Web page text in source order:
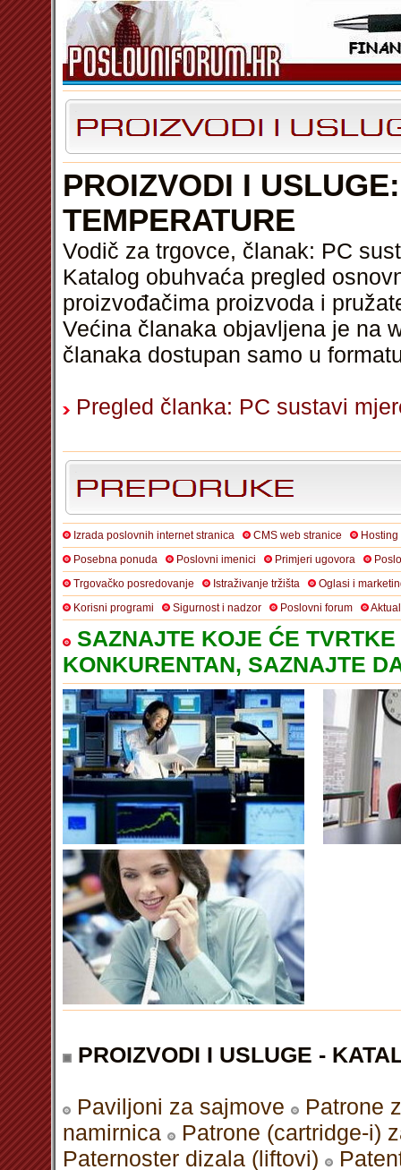
PROIZVODI I
TEMPERATURE
Vodič za trgovce, članak: PC
Katalog obuhvaća pregled
proizvođačima proizvoda i
Većina članaka objavljena je na
članaka dostupan samo u
Pregled članka: PC sustavi
Izrada poslovnih internet stranica CMS web stranice
Posebna ponuda
Poslovni imenici Primjeri ugovora
Trgovačko posredovanje
Istraživanje tržišta
Oglasi i
Korisni programi
Sigurnost i nadzor Poslovni forum
SAZNAJTE KOJE ĆE
KONKURENTAN, SAZNAJTE
PROIZVODI I USLUGE -
Paviljoni za sajmove
Patrone
namirnica
Patrone (cartridge-i)
Paternoster dizala (liftovi)